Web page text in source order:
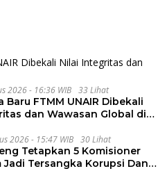
2026 - 16:36 WIB 33 Lihat
Baru FTMM UNAIR Dibekali
dan Wawasan Global di
2026 - 15:47 WIB 30 Lihat
Tetapkan 5 Komisioner
Jadi Tersangka Korupsi Dana